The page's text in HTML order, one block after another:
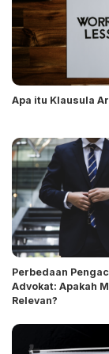
Apa itu Klausula
Perbedaan
Advokat: Apakah
Relevan?